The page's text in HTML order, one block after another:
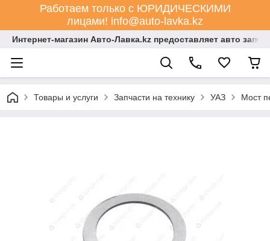
Работаем только с ЮРИДИЧЕСКИМИ
лицами! info@auto-lavka.kz
Интернет-магазин Авто-Лавка.kz предоставляет авто
Товары и услуги Запчасти на технику УАЗ Мост